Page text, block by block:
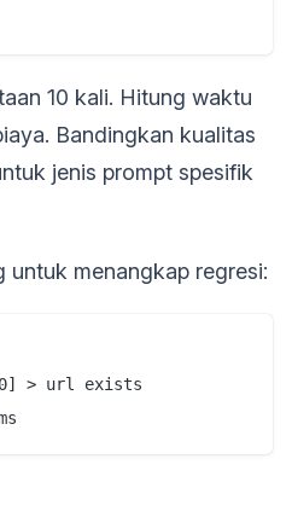
10 kali. Hitung waktu
Bandingkan kualitas
jenis prompt spesifik
untuk menangkap regresi:
> url exists